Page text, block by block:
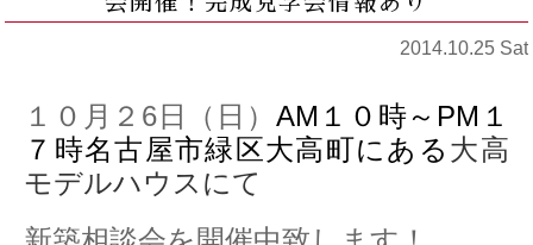
2014.10.25 Sat
１０月２6日（日） AM１０時～PM １
７時名古屋市緑区大高町にある 大高
モデルハウスにて